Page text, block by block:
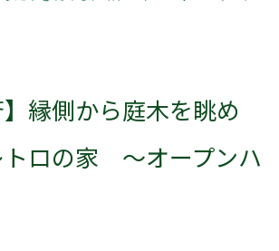
】縁側から庭木を眺め
トロの家 ～オープンハ